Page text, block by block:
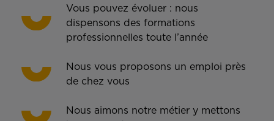
Vous pouvez évoluer : nous
dispensons des formations
professionnelles toute l’année
Nous vous proposons un emploi près
de chez vous
Nous aimons notre métier y mettons